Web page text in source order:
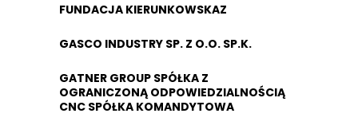
FUNDACJA KIERUNKOWSKAZ
GASCO INDUSTRY SP. Z O.O. SP.K.
GATNER GROUP SPÓŁKA Z
OGRANICZONĄ ODPOWIEDZIALNOŚCIĄ
CNC SPÓŁKA KOMANDYTOWA